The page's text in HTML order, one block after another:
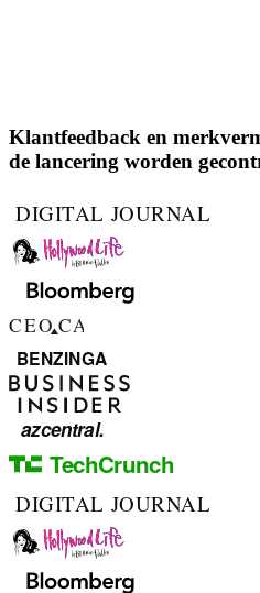
Klantfeedback en
de lancering worden